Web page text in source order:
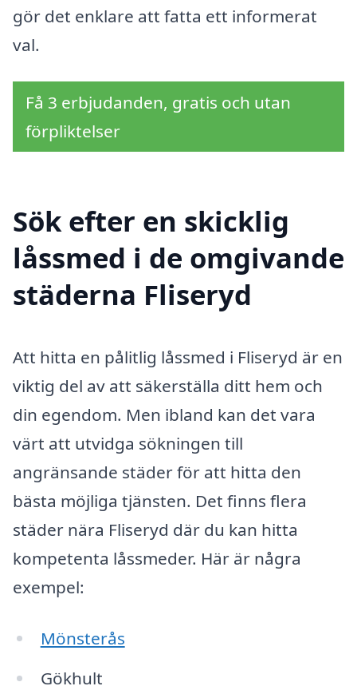
gör det enklare att fatta ett informerat
val.
Få 3 erbjudanden, gratis och utan
förpliktelser
Sök efter en skicklig
låssmed i de omgivande
städerna Fliseryd
Att hitta en pålitlig låssmed i Fliseryd är en
viktig del av att säkerställa ditt hem och
din egendom. Men ibland kan det vara
värt att utvidga sökningen till
angränsande städer för att hitta den
bästa möjliga tjänsten. Det finns flera
städer nära Fliseryd där du kan hitta
kompetenta låssmeder. Här är några
exempel:
Mönsterås
Gökhult